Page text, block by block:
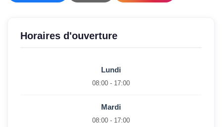
Horaires d'ouverture
Lundi
08:00 - 17:00
Mardi
08:00 - 17:00